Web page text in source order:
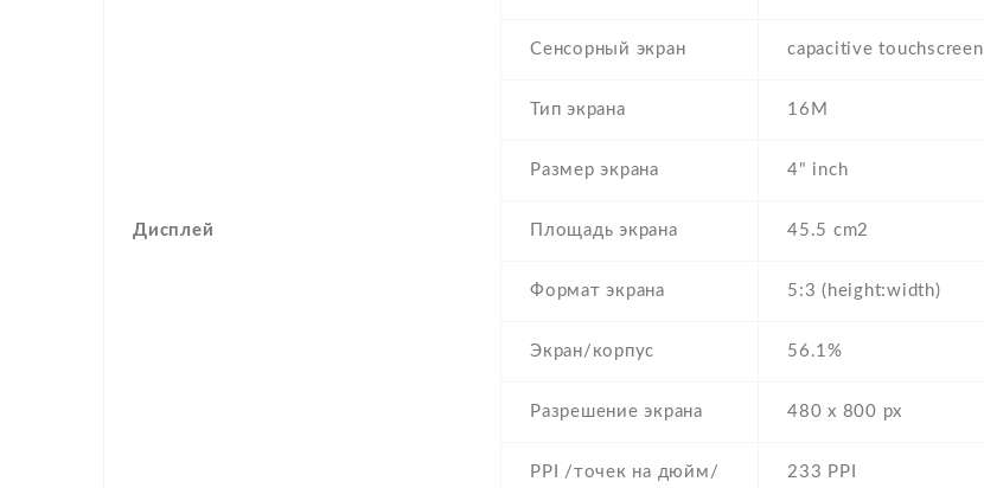
Дисплей
Сенсорный экран capacitive touchscreen
Тип экрана 16M
Размер экрана 4" inch
Площадь экрана 45.5 cm2
Формат экрана 5:3 (height:width)
Экран/корпус 56.1%
Разрешение экрана 480 x 800 px
PPI /точек на дюйм/ 233 PPI